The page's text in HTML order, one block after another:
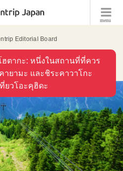
menu
Editorial Board
ฮตากะ: หนึ่งในสถานที่ที่ควร
ยามะ และชิระคาวาโกะ
ยวโอะคุฮิดะ